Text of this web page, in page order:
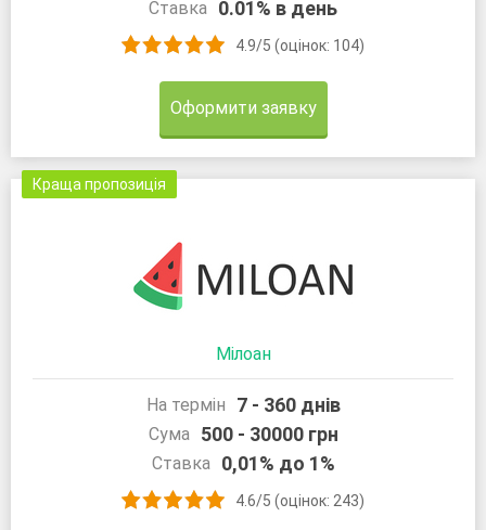
Ставка 0.01% в день
4.9/5 (оцінок: 104)
Оформити заявку
Краща пропозиція
Мілоан
На термін 7 - 360 днів
Сума 500 - 30000 грн
Ставка 0,01% до 1%
4.6/5 (оцінок: 243)